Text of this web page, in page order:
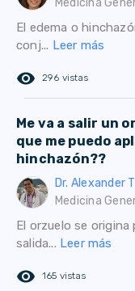
Medicina
El edema o
conj... Leer más
remove_red_eye 296 vistas
Me va a salir un
que me puedo
hinchazón??
Dr. Alexander
Medicina
El orzuelo se
salida... Leer más
remove_red_eye 165 vistas